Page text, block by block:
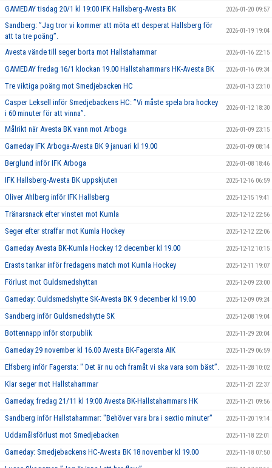
GAMEDAY tisdag 20/1 kl 19:00 IFK Hallsberg-Avesta BK 2026-01-20 09:57
Sandberg: ”Jag tror vi kommer att möta ett desperat Hallsberg för
att ta tre poäng”.
2026-01-19 19:04
Avesta vände till seger borta mot Hallstahammar 2026-01-16 22:15
GAMEDAY fredag 16/1 klockan 19.00 Hallstahammars HK-Avesta BK 2026-01-16 09:34
Tre viktiga poäng mot Smedjebacken HC 2026-01-13 23:10
Casper Leksell inför Smedjebackens HC: ”Vi måste spela bra hockey
i 60 minuter för att vinna”.
2026-01-12 18:30
Målrikt när Avesta BK vann mot Arboga 2026-01-09 23:15
Gameday IFK Arboga-Avesta BK 9 januari kl 19.00 2026-01-09 08:14
Berglund inför IFK Arboga 2026-01-08 18:46
IFK Hallsberg-Avesta BK uppskjuten 2025-12-16 06:59
Oliver Ahlberg inför IFK Hallsberg 2025-12-15 19:41
Tränarsnack efter vinsten mot Kumla 2025-12-12 22:56
Seger efter straffar mot Kumla Hockey 2025-12-12 22:06
Gameday Avesta BK-Kumla Hockey 12 december kl 19.00 2025-12-12 10:15
Erasts tankar inför fredagens match mot Kumla Hockey 2025-12-11 19:07
Förlust mot Guldsmedshyttan 2025-12-09 23:00
Gameday: Guldsmedshytte SK-Avesta BK 9 december kl 19.00 2025-12-09 09:24
Sandberg inför Guldsmedshytte SK 2025-12-08 19:04
Bottennapp inför storpublik 2025-11-29 20:04
Gameday 29 november kl 16.00 Avesta BK-Fagersta AIK 2025-11-29 06:59
Elfsberg inför Fagersta: " Det är nu och framåt vi ska vara som bäst”. 2025-11-28 10:02
Klar seger mot Hallstahammar 2025-11-21 22:37
Gameday, fredag 21/11 kl 19:00 Avesta BK-Hallstahammars HK 2025-11-21 09:56
Sandberg inför Hallstahammar: "Behöver vara bra i sextio minuter" 2025-11-20 19:14
Uddamålsförlust mot Smedjebacken 2025-11-18 22:01
Gameday: Smedjebackens HC-Avesta BK 18 november kl 19.00 2025-11-18 07:50